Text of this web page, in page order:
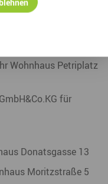
Wohnhaus Petriplatz
für
Donatsgasse 13
Moritzstraße 5